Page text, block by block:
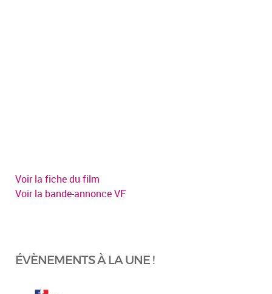
Voir la fiche du film
Voir la bande-annonce VF
ÉVÈNEMENTS À LA UNE !